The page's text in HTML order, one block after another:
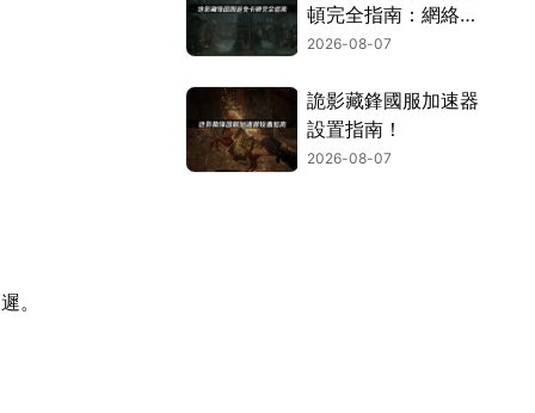
。
頓完全指南：網絡優
化與解決技巧！
2026-08-07
詭影藏鋒國服加速器
設置指南！
2026-08-07